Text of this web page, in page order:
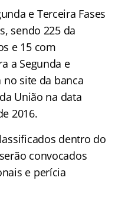
e Terceira Fases
sendo 225 da
e 15 com
a Segunda e
no site da banca
União na data
2016.
dentro do
convocados
e perícia